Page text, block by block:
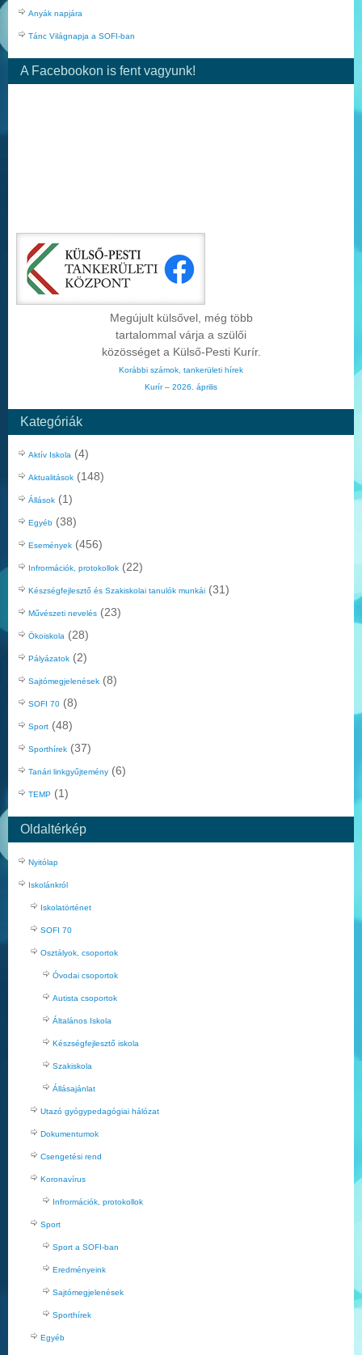
Anyák napjára
Tánc Világnapja a SOFI-ban
A Facebookon is fent vagyunk!
Megújult külsővel, még több
tartalommal várja a szülői
közösséget a Külső-Pesti Kurír.
Korábbi számok, tankerületi hírek
Kurír – 2026. április
Kategóriák
Aktív Iskola (4)
Aktualitások (148)
Állások (1)
Egyéb (38)
Események (456)
Infrormációk, protokollok (22)
Készségfejlesztő és Szakiskolai tanulók munkái (31)
Művészeti nevelés (23)
Ökoiskola (28)
Pályázatok (2)
Sajtómegjelenések (8)
SOFI 70 (8)
Sport (48)
Sporthírek (37)
Tanári linkgyűjtemény (6)
TEMP (1)
Oldaltérkép
Nyitólap
Iskolánkról
Iskolatörténet
SOFI 70
Osztályok, csoportok
Óvodai csoportok
Autista csoportok
Általános Iskola
Készségfejlesztő iskola
Szakiskola
Állásajánlat
Utazó gyógypedagógiai hálózat
Dokumentumok
Csengetési rend
Koronavírus
Infrormációk, protokollok
Sport
Sport a SOFI-ban
Eredményeink
Sajtómegjelenések
Sporthírek
Egyéb